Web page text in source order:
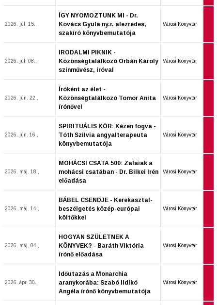
2026. júl. 15.,
ÍGY NYOMOZTUNK MI - Dr.
Kovács Gyula ny.r. alezredes,
szakíró könyvbemutatója
Városi Könyvtár
2026. júl. 08.,
IRODALMI PIKNIK -
Közönségtalálkozó Orbán Károly
színművész, íróval
Városi Könyvtár
2026. jún. 22.,
Íróként az élet -
Közönségtalálkozó Tomor Anita
írónővel
Városi Könyvtár
2026. jún. 16.,
SPIRITUÁLIS KÖR: Kézen fogva -
Tóth Szilvia angyalterapeuta
könyvbemutatója
Városi Könyvtár
2026. máj. 18.,
MOHÁCSI CSATA 500: Zalaiak a
mohácsi csatában - Dr. Bilkei Irén
előadása
Városi Könyvtár
2026. máj. 14.,
BÁBEL CSENDJE - Kerekasztal-
beszélgetés közép-európai
költőkkel
Városi Könyvtár
2026. máj. 04.,
HOGYAN SZÜLETNEK A
KÖNYVEK? - Baráth Viktória
írónő előadása
Városi Könyvtár
2026. ápr. 30.,
Időutazás a Monarchia
aranykorába: Szabó Ildikó
Angéla írónő könyvbemutatója
Városi Könyvtár